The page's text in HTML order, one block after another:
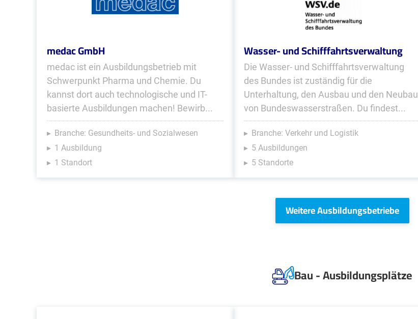
medac GmbH
medac ist ein Ausbildungsbetrieb mit
Schwerpunkt Pharma und Chemie. Du
kannst dort auch technologische und IT-
basierte Ausbildungen machen! Bewirb...
Branche: Gesundheits- und Sozialwesen
1 Ausbildung
1 Standort
Wasser- und Schifffahrtsverwaltung
Die Wasser- und Schifffahrtsverwaltung
des Bundes ist zuständig für die
Unterhaltung, den Ausbau und den Neubau
von Bundeswasserstraßen. Du findest...
Branche: Verkehr und Logistik
5 Ausbildungen
5 Standorte
Weitere Ausbildungsbetriebe
Bau - Ausbildungsplätze